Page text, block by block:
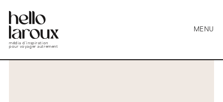
média d’inspiration
pour voyager autrement
MENU